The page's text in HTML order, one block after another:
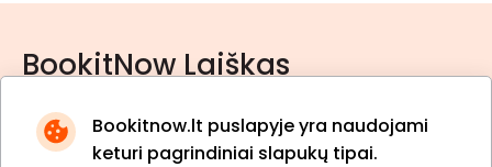
Bookitnow.lt puslapyje yra naudojami
keturi pagrindiniai slapukų tipai.
BookitNow Laiškas